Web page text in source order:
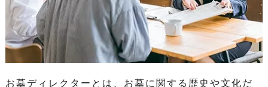
お墓ディレクターとは、お墓に関する歴史や文化だ